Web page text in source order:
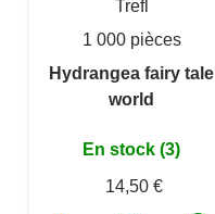
Trefl
1 000 pièces
Hydrangea fairy tale
world
En stock (3)
14,50 €